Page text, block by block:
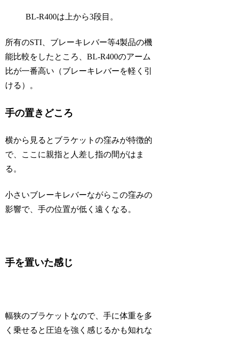
BL-R400は上から3段目。
所有のSTI、ブレーキレバー等4製品の機
能比較をしたところ、BL-R400のアーム
比が一番高い（ブレーキレバーを軽く引
ける）。
手の置きどころ
横から見るとブラケットの窪みが特徴的
で、ここに親指と人差し指の間がはま
る。
小さいブレーキレバーながらこの窪みの
影響で、手の位置が低く遠くなる。
手を置いた感じ
幅狭のブラケットなので、手に体重を多
く乗せると圧迫を強く感じるかも知れな